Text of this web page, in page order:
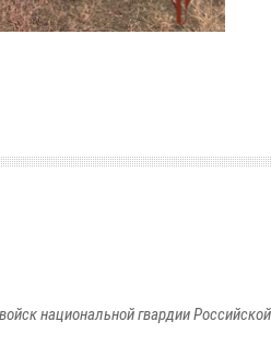
национальной гвардии